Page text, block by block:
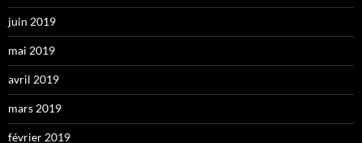
juin 2019
mai 2019
avril 2019
mars 2019
février 2019